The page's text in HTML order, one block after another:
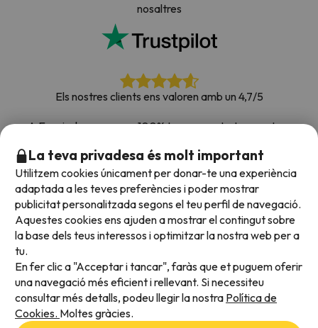
nosaltres
Els nostres clients ens valoren amb un 4,7/5
A Esquiades.com som 100% transparents. Les nostres
opinió, totes les enquestes que rebem i que publiquem a la
web són de clients reals.
Confia en nosaltres|Hem portat de viatge més de
700.000 persones a la neu.
Acceptem
La teva privadesa és molt important
Utilitzem cookies únicament per donar-te una experiència
adaptada a les teves preferències i poder mostrar
publicitat personalitzada segons el teu perfil de navegació.
Aquestes cookies ens ajuden a mostrar el contingut sobre
la base dels teus interessos i optimitzar la nostra web per a
tu.
En fer clic a "Acceptar i tancar", faràs que et puguem oferir
una navegació més eficient i rellevant. Si necessiteu
consultar més detalls, podeu llegir la nostra Política de
Cookies. Moltes gràcies.